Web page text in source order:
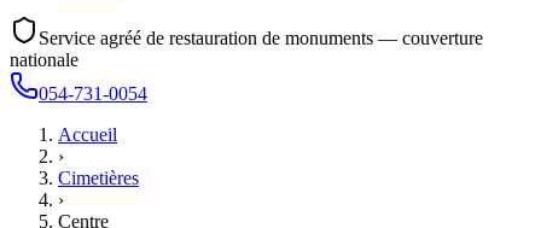
Service agréé de restauration de monuments — couverture
nationale
054-731-0054
Accueil
›
Cimetières
›
Centre